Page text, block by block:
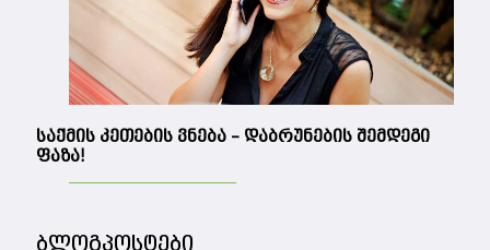
საქმის კეთების ვნება – დაბრუნების შემდეგი
ფაზა!
ბლოგპოსტები